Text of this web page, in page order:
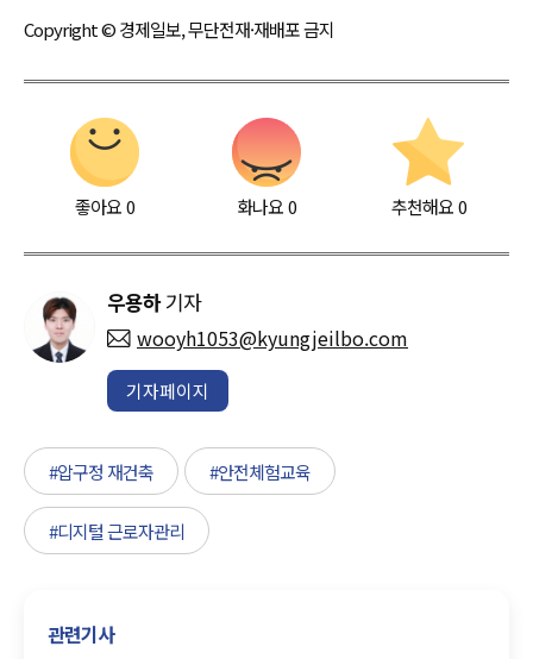
Copyright © 경제일보, 무단전재·재배포 금지
좋아요0 화나요0 추천해요 0
우용하기자
wooyh1053@kyungjeilbo.com
기자페이지
#압구정 재건축 #안전체험교육
#디지털 근로자관리
관련기사